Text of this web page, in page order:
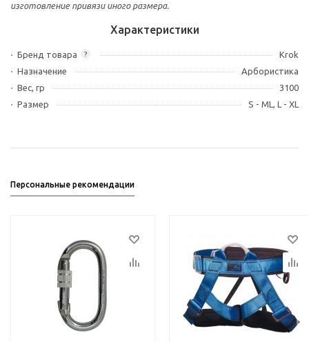
изготовление привязи иного размера.
Характеристики
?
Бренд товара
Krok
Назначение
Арбористика
Вес, гр
3100
Размер
S - ML, L - XL
Персональные рекомендации